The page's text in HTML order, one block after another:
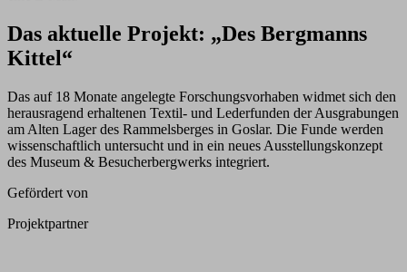
Das aktuelle Projekt: „Des Bergmanns
Kittel“
Das auf 18 Monate angelegte Forschungsvorhaben widmet sich den
herausragend erhaltenen Textil- und Lederfunden der Ausgrabungen
am Alten Lager des Rammelsberges in Goslar. Die Funde werden
wissenschaftlich untersucht und in ein neues Ausstellungskonzept
des Museum & Besucherbergwerks integriert.
Gefördert von
Projektpartner